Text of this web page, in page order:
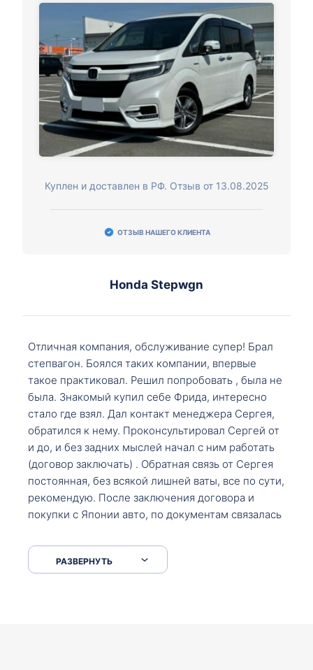
Куплен и доставлен в РФ. Отзыв от 13.08.2025
ОТЗЫВ НАШЕГО КЛИЕНТА
Honda Stepwgn
Отличная компания, обслуживание супер! Брал
степвагон. Боялся таких компании, впервые
такое практиковал. Решил попробовать , была не
была. Знакомый купил себе Фрида, интересно
стало где взял. Дал контакт менеджера Сергея,
обратился к нему. Проконсультировал Сергей от
и до, и без задних мыслей начал с ним работать
(договор заключать) . Обратная связь от Сергея
постоянная, без всякой лишней ваты, все по сути,
рекомендую. После заключения договора и
покупки с Японии авто, по документам связалась
что заполнить, куда зайти, образцы и т.д. После
приехал за авто. Меня тепло встретили Сергей с
РАЗВЕРНУТЬ